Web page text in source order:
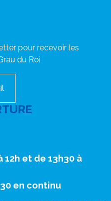
pour recevoir les
du Roi
12h et de 13h30 à
en continu